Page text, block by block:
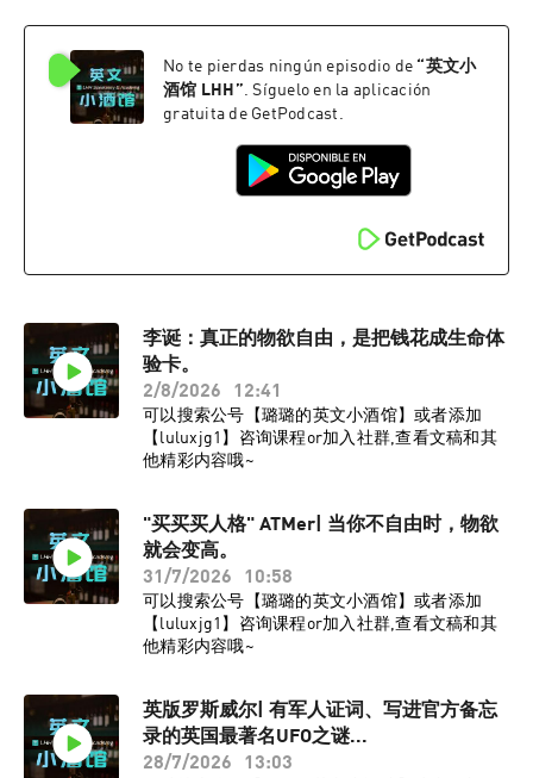
No te pierdas ningún episodio de “英文小
酒馆 LHH ”. Síguelo en la aplicación
gratuita de GetPodcast.
李诞：真正的物欲自由，是把钱花成生命体
验卡。
2/8/2026
12:41
可以搜索公号【璐璐的英文小酒馆】或者添加
【luluxjg1】咨询课程or加入社群,查看文稿和其
他精彩内容哦~
"买买买人格" ATMer| 当你不自由时，物欲
就会变高。
31/7/2026
10:58
可以搜索公号【璐璐的英文小酒馆】或者添加
【luluxjg1】咨询课程or加入社群,查看文稿和其
他精彩内容哦~
英版罗斯威尔| 有军人证词、写进官方备忘
录的英国最著名UFO之谜...
28/7/2026
13:03